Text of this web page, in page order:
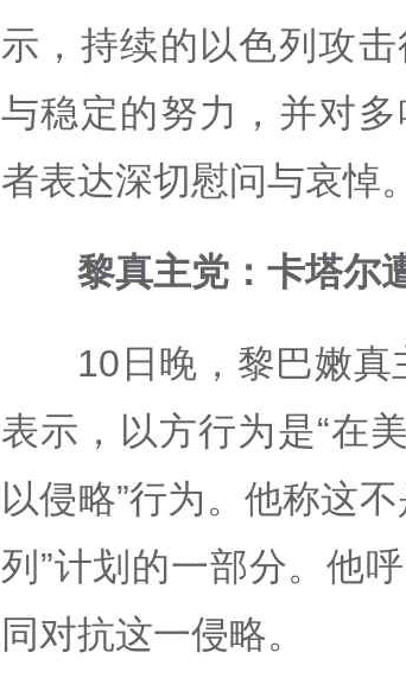
示，持续的以色列攻
与稳定的努力，并对
者表达深切慰问与哀悼。
黎真主党：卡塔尔
10日晚，黎巴嫩真
表示，以方行为是“在
以侵略”行为。他称这
列”计划的一部分。他
同对抗这一侵略。